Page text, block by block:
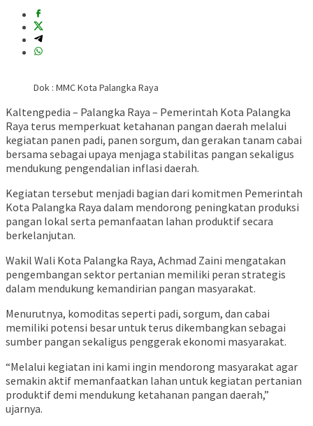
Dok : MMC Kota Palangka Raya
Kaltengpedia – Palangka Raya – Pemerintah Kota Palangka
Raya terus memperkuat ketahanan pangan daerah melalui
kegiatan panen padi, panen sorgum, dan gerakan tanam cabai
bersama sebagai upaya menjaga stabilitas pangan sekaligus
mendukung pengendalian inflasi daerah.
Kegiatan tersebut menjadi bagian dari komitmen Pemerintah
Kota Palangka Raya dalam mendorong peningkatan produksi
pangan lokal serta pemanfaatan lahan produktif secara
berkelanjutan.
Wakil Wali Kota Palangka Raya, Achmad Zaini mengatakan
pengembangan sektor pertanian memiliki peran strategis
dalam mendukung kemandirian pangan masyarakat.
Menurutnya, komoditas seperti padi, sorgum, dan cabai
memiliki potensi besar untuk terus dikembangkan sebagai
sumber pangan sekaligus penggerak ekonomi masyarakat.
“Melalui kegiatan ini kami ingin mendorong masyarakat agar
semakin aktif memanfaatkan lahan untuk kegiatan pertanian
produktif demi mendukung ketahanan pangan daerah,”
ujarnya.